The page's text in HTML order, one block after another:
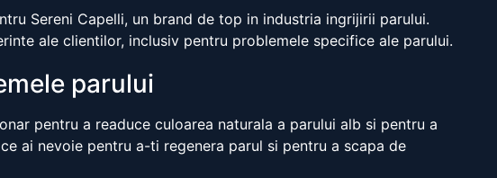
Sereni Capelli, un brand de top in industria ingrijirii parului.
ale clientilor, inclusiv pentru problemele specifice ale parului.
parului
pentru a readuce culoarea naturala a parului alb si pentru a
ai nevoie pentru a-ti regenera parul si pentru a scapa de